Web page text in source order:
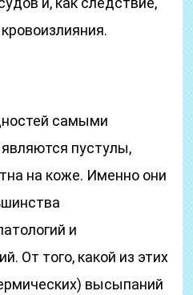
самыми
пустулы,
на коже. Именно они
и
От того, какой из этих
высыпаний